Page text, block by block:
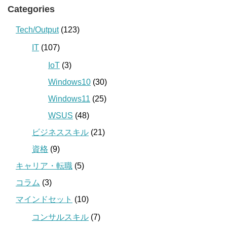
Categories
Tech/Output(123)
IT (107)
IoT (3)
Windows10 (30)
Windows11 (25)
WSUS (48)
ビジネススキル (21)
資格 (9)
キャリア・転職 (5)
コラム (3)
マインドセット (10)
コンサルスキル (7)